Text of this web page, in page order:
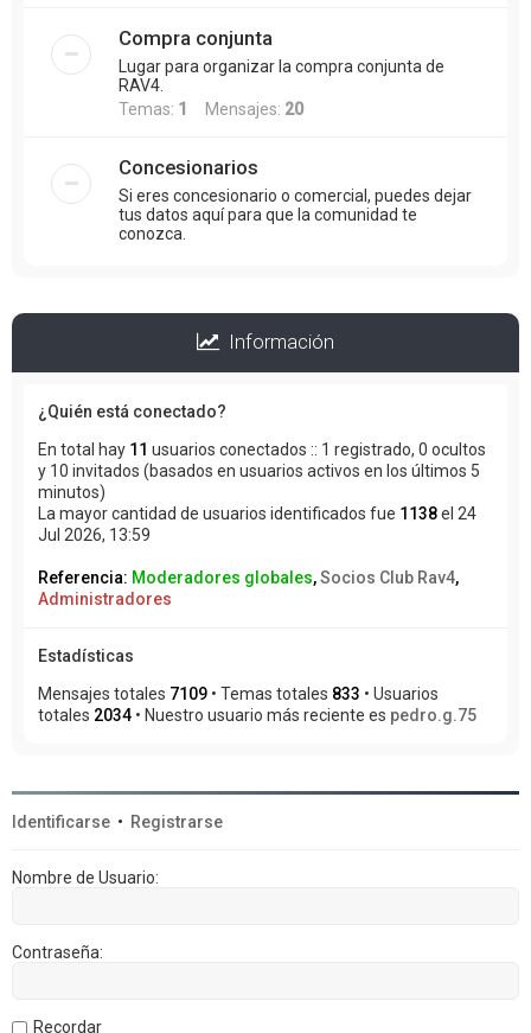
Compra conjunta
Lugar para organizar la compra conjunta de
RAV4.
Temas: 1 Mensajes: 20
Concesionarios
Si eres concesionario o comercial, puedes dejar
tus datos aquí para que la comunidad te
conozca.
Información
¿Quién está conectado?
En total hay 11 usuarios conectados :: 1 registrado, 0 ocultos
y 10 invitados (basados en usuarios activos en los últimos 5
minutos)
La mayor cantidad de usuarios identificados fue 1138el 24
Jul 2026, 13:59
Referencia: Moderadores globales,Socios Club Rav4,
Administradores
Estadísticas
Mensajes totales 7109 • Temas totales 833 • Usuarios
totales 2034 • Nuestro usuario más reciente es pedro.g.75
Identificarse • Registrarse
Nombre de Usuario:
Contraseña:
Recordar